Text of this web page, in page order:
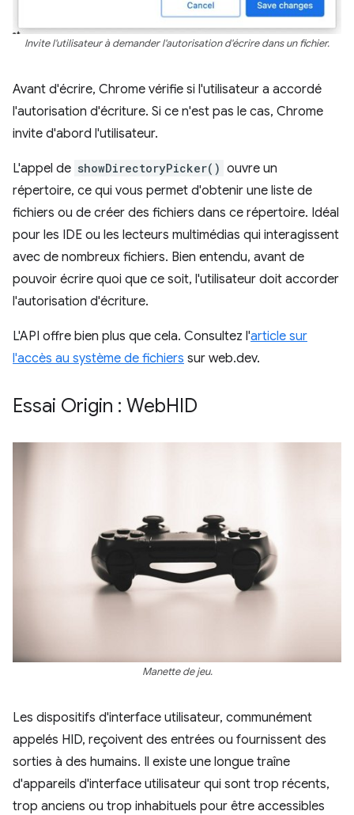
Invite l'utilisateur à demander l'autorisation d'écrire dans un fichier.
Avant d'écrire, Chrome vérifie si l'utilisateur a accordé
l'autorisation d'écriture. Si ce n'est pas le cas, Chrome
invite d'abord l'utilisateur.
L'appel de showDirectoryPicker() ouvre un
répertoire, ce qui vous permet d'obtenir une liste de
fichiers ou de créer des fichiers dans ce répertoire. Idéal
pour les IDE ou les lecteurs multimédias qui interagissent
avec de nombreux fichiers. Bien entendu, avant de
pouvoir écrire quoi que ce soit, l'utilisateur doit accorder
l'autorisation d'écriture.
L'API offre bien plus que cela. Consultez l'article sur
l'accès au système de fichiers sur web.dev.
Essai Origin : WebHID
Manette de jeu.
Les dispositifs d'interface utilisateur, communément
appelés HID, reçoivent des entrées ou fournissent des
sorties à des humains. Il existe une longue traîne
d'appareils d'interface utilisateur qui sont trop récents,
trop anciens ou trop inhabituels pour être accessibles